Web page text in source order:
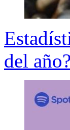
del año?